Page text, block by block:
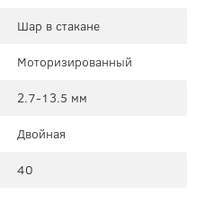
Шар в стакане
Моторизированный
2.7-13.5 мм
Двойная
40